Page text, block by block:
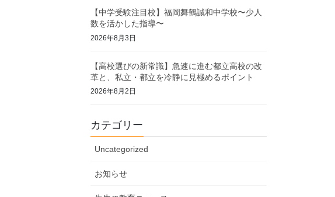
【中学受験注目校】福岡舞鶴誠和中学校〜少人
数を活かした指導〜
2026年8月3日
【高校選びの新常識】急速に進む都立高校の改
革と、私立・都立を冷静に見極めるポイント
2026年8月2日
カテゴリー
Uncategorized
お知らせ